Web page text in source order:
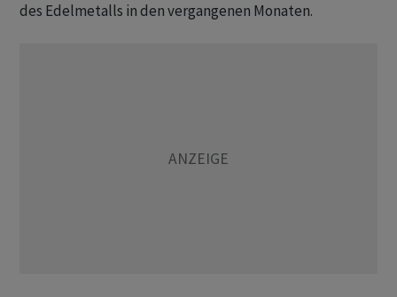
des Edelmetalls in den vergangenen Monaten.